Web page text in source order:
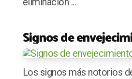
Signos de
Los signos más notorios